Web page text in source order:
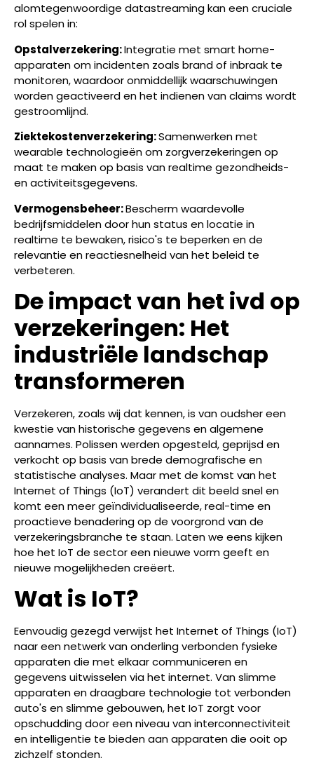
alomtegenwoordige datastreaming kan een cruciale
rol spelen in:
Opstalverzekering:Integratie met smart home-
apparaten om incidenten zoals brand of inbraak te
monitoren, waardoor onmiddellijk waarschuwingen
worden geactiveerd en het indienen van claims wordt
gestroomlijnd.
Ziektekostenverzekering:Samenwerken met
wearable technologieën om zorgverzekeringen op
maat te maken op basis van realtime gezondheids-
en activiteitsgegevens.
Vermogensbeheer:Bescherm waardevolle
bedrijfsmiddelen door hun status en locatie in
realtime te bewaken, risico's te beperken en de
relevantie en reactiesnelheid van het beleid te
verbeteren.
De impact van het ivd op
verzekeringen: Het
industriële landschap
transformeren
Verzekeren, zoals wij dat kennen, is van oudsher een
kwestie van historische gegevens en algemene
aannames. Polissen werden opgesteld, geprijsd en
verkocht op basis van brede demografische en
statistische analyses. Maar met de komst van het
Internet of Things (IoT) verandert dit beeld snel en
komt een meer geïndividualiseerde, real-time en
proactieve benadering op de voorgrond van de
verzekeringsbranche te staan. Laten we eens kijken
hoe het IoT de sector een nieuwe vorm geeft en
nieuwe mogelijkheden creëert.
Wat is IoT?
Eenvoudig gezegd verwijst het Internet of Things (IoT)
naar een netwerk van onderling verbonden fysieke
apparaten die met elkaar communiceren en
gegevens uitwisselen via het internet. Van slimme
apparaten en draagbare technologie tot verbonden
auto's en slimme gebouwen, het IoT zorgt voor
opschudding door een niveau van interconnectiviteit
en intelligentie te bieden aan apparaten die ooit op
zichzelf stonden.